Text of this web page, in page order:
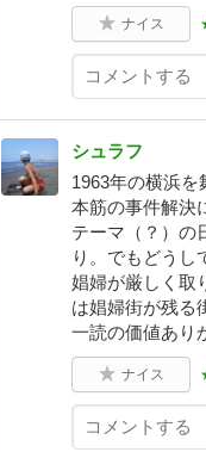
ナイス
シュラフ
1963年の横浜を
本筋の事件解決
テーマ（？）の
り。でもどうし
娼婦が厳しく取
は娼婦街が残る
一読の価値あり
ナイス